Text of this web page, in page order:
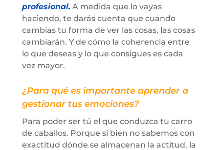
profesional. A medida que lo vayas
haciendo, te darás cuenta que cuando
cambias tu forma de ver las cosas, las cosas
cambiarán. Y de cómo la coherencia entre
lo que deseas y lo que consigues es cada
vez mayor.
¿Para qué es importante aprender a
gestionar tus emociones?
Para poder ser tú el que conduzca tu carro
de caballos. Porque si bien no sabemos con
exactitud dónde se almacenan la actitud, la